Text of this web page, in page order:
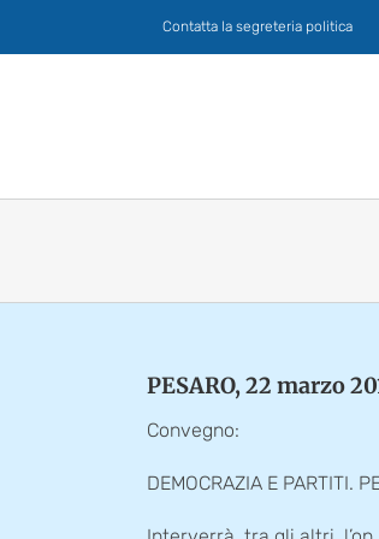
Contatta la segreteria politica
PESARO, 22 marzo
Convegno:
DEMOCRAZIA E PARTITI.